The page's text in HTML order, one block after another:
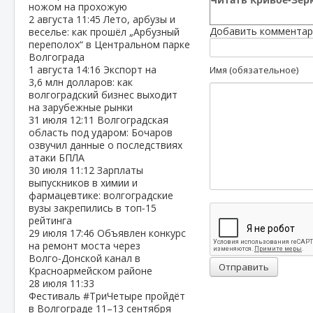
ножом на прохожую
2 августа 11:45Лето, арбузы и
веселье: как прошёл „Арбузный
переполох“ в Центральном парке
Волгограда
1 августа 14:16 Экспорт на
3,6 млн долларов: как
волгоградский бизнес выходит
на зарубежные рынки
31 июля 12:11 Волгоградская
область под ударом: Бочаров
озвучил данные о последствиях
атаки БПЛА
30 июля 11:12 Зарплаты
выпускников в химии и
фармацевтике: волгоградские
вузы закрепились в топ‑15
рейтинга
29 июля 17:46 Объявлен конкурс
на ремонт моста через
Волго‑Донской канал в
Красноармейском районе
28 июля 11:33
Фестиваль #ТриЧетыре пройдёт
в Волгограде 11–13 сентября
Добавить
Имя (обязательное)
Отправить